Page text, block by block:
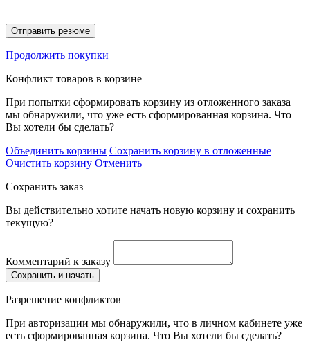
Отправить резюме
Продолжить покупки
Конфликт товаров в корзине
При попытки сформировать корзину из отложенного заказа
мы обнаружили, что уже есть сформированная корзина. Что
Вы хотели бы сделать?
Объединить корзины Сохранить корзину в отложенные
Очистить корзину Отменить
Сохранить заказ
Вы действительно хотите начать новую корзину и сохранить
текущую?
Комментарий к заказу
Сохранить и начать
Разрешение конфликтов
При авторизации мы обнаружили, что в личном кабинете уже
есть сформированная корзина. Что Вы хотели бы сделать?